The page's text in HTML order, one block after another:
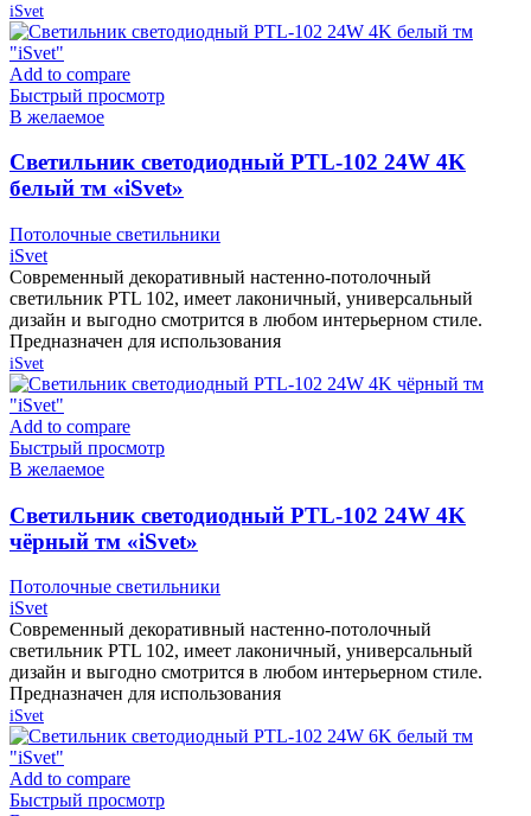
iSvet
Add to compare
Быстрый просмотр
В желаемое
Cветильник светодиодный PTL-102 24W 4K
белый тм «iSvet»
Потолочные светильники
iSvet
Современный декоративный настенно-потолочный
светильник PTL 102, имеет лаконичный, универсальный
дизайн и выгодно смотрится в любом интерьерном стиле.
Предназначен для использования
iSvet
Add to compare
Быстрый просмотр
В желаемое
Cветильник светодиодный PTL-102 24W 4K
чёрный тм «iSvet»
Потолочные светильники
iSvet
Современный декоративный настенно-потолочный
светильник PTL 102, имеет лаконичный, универсальный
дизайн и выгодно смотрится в любом интерьерном стиле.
Предназначен для использования
iSvet
Add to compare
Быстрый просмотр